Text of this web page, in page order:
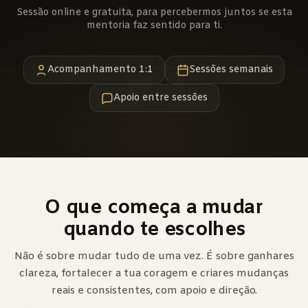
Sessão online e gratuita, para percebermos juntos se esta
mentoria faz sentido para ti.
Acompanhamento 1:1 Sessões semanais
Apoio entre sessões
O que começa a mudar
quando te escolhes
Não é sobre mudar tudo de uma vez. É sobre ganhares
clareza, fortalecer a tua coragem e criares mudanças
reais e consistentes, com apoio e direção.